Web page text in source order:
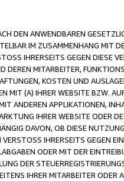
DEN ANWENDBAREN
IM ZUSAMMENHANG MIT
IHRERSEITS GEGEN DIESE
DEREN MITARBEITER,
KOSTEN UND
MIT (A) IHRER WEBSITE BZW.
ANDEREN APPLIKATIONEN,
IHRER WEBSITE ODER
DAVON, OB DIESE
IHRERSEITS GEGEN
ODER MIT DER
DER
IHRER MITARBEITER